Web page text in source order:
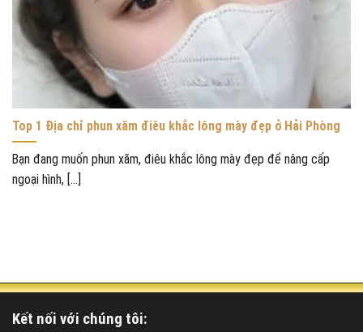
Top 1 Địa chỉ phun xăm điêu khắc lông mày đẹp ở Hải Phòng
Bạn đang muốn phun xăm, điêu khắc lông mày đẹp để nâng cấp
ngoại hình, [...]
Kết nối với chúng tôi: